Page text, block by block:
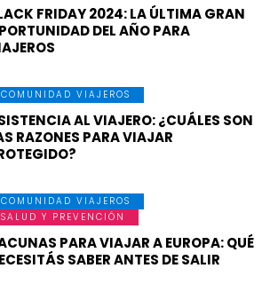
FRIDAY 2024: LA ÚLTIMA GRAN
DEL AÑO PARA
COMUNIDAD VIAJEROS
AL VIAJERO: ¿CUÁLES SON
RAZONES PARA VIAJAR
COMUNIDAD VIAJEROS
SALUD Y PREVENCIÓN
PARA VIAJAR A EUROPA: QUÉ
SABER ANTES DE SALIR